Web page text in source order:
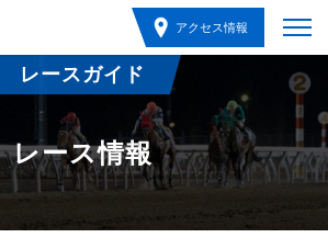
アクセス情報
レースガイド
レース情報